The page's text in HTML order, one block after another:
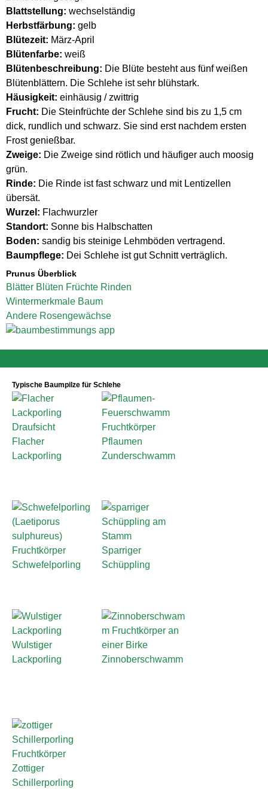
Blattstellung: wechselständig
Herbstfärbung: gelb
Blütezeit: März-April
Blütenfarbe: weiß
Blütenbeschreibung: Die Blüte besteht aus fünf weißen
Blütenblättern. Die Schlehe ist sehr blühstark.
Häusigkeit: einhäusig / zwittrig
Frucht: Die Steinfrüchte der Schlehe sind bis zu 1,5 cm
dick, rundlich und schwarz. Sie sind erst nachdem ersten
Frost genießbar.
Zweige: Die Zweige sind rötlich und häufiger auch moosig
grün.
Rinde: Die Rinde ist fast schwarz und mit Lentizellen
übersät.
Wurzel: Flachwurzler
Standort: Sonne bis Halbschatten
Boden: sandig bis steinige Lehmböden vertragend.
Baumpflege: Dei Schlehe ist gut Schnitt verträglich.
Prunus Überblick
Blätter Blüten Früchte Rinden
Wintermerkmale Baum
Andere Rosengewächse
Typische Baumpilze für Schlehe
Flacher
Lackporling
Pflaumen
Zunderschwamm
Schwefelporling
Sparriger
Schüppling
Wulstiger
Lackporling
Zinnoberschwamm
Zottiger
Schillerporling